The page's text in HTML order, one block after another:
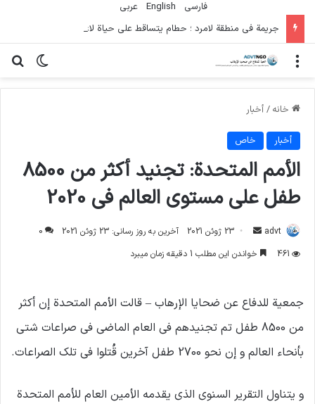
فارسی English
عربي
تغییر منو
خانه / أخبار
أخبار خاص
الأمم المتحدة: تجنيد أكثر من 8500
طفل على مستوى العالم في 2020
advt
ارسال
ایمیل
23 ژوئن 2021 آخرین به روز رسانی: 23 ژوئن 2021
0
461
خواندن این مطلب 1 دقیقه زمان میبرد
جمعية للدفاع عن ضحايا الإرهاب – قالت الأمم المتحدة إن أكثر
من 8500 طفل تم تجنيدهم في العام الماضي في صراعات شتى
بأنحاء العالم و إن نحو 2700 طفل آخرين قُتلوا في تلك الصراعات.
و يتناول التقرير السنوي الذي يقدمه الأمين العام للأمم المتحدة